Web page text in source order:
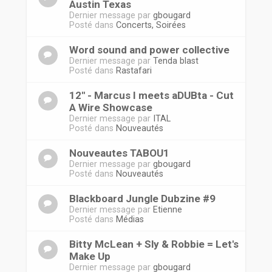
Austin Texas
Dernier message par gbougard
Posté dans Concerts, Soirées
Word sound and power collective
Dernier message par Tenda blast
Posté dans Rastafari
12'' - Marcus I meets aDUBta - Cut
A Wire Showcase
Dernier message par ITAL
Posté dans Nouveautés
Nouveautes TABOU1
Dernier message par gbougard
Posté dans Nouveautés
Blackboard Jungle Dubzine #9
Dernier message par Etienne
Posté dans Médias
Bitty McLean + Sly & Robbie = Let's
Make Up
Dernier message par gbougard